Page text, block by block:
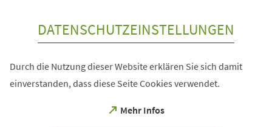
DATENSCHUTZEINSTELLUNGEN
Durch die Nutzung dieser Website erklären Sie sich damit
einverstanden, dass diese Seite Cookies verwendet.
Mehr Infos
(Öffnet